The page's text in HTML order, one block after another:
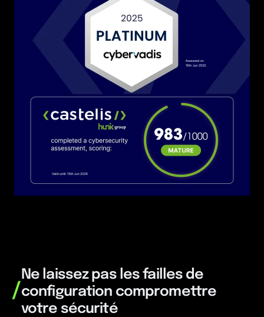
/
Ne laissez pas les failles de
configuration compromettre
votre sécurité